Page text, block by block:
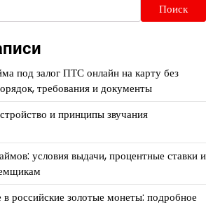
Поиск
под залог ПТС онлайн на карту без
требования и документы
и принципы звучания
условия выдачи, процентные ставки и
российские золотые монеты: подробное